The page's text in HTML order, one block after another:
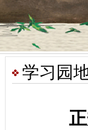
学习园